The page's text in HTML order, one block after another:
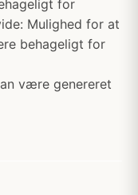
for
Mulighed for at
behageligt for
være genereret